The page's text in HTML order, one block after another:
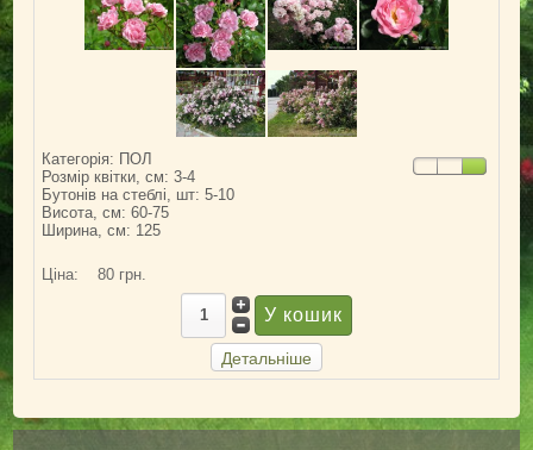
Категорія: ПОЛ
Розмір квітки, см: 3-4
Бутонів на стеблі, шт: 5-10
Висота, см: 60-75
Ширина, см: 125
Ціна: 80 грн.
Детальніше